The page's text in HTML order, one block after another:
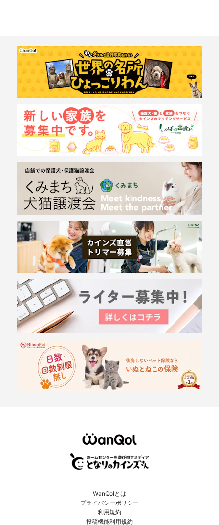
WanQolとは
プライバシーポリシー
利用規約
投稿機能利用規約